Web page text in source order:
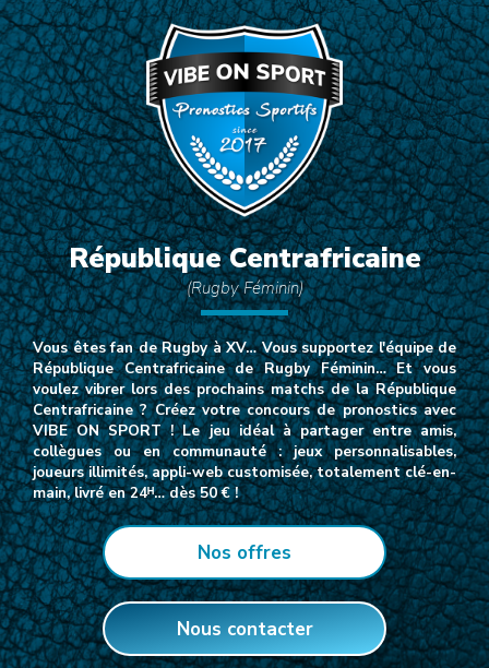
République Centrafricaine
(Rugby Féminin)
Vous êtes fan de Rugby à XV… Vous supportez l'équipe de
République Centrafricaine de Rugby Féminin… Et vous
voulez vibrer lors des prochains matchs de la République
Centrafricaine ? Créez votre concours de pronostics avec
VIBE ON SPORT ! Le jeu idéal à partager entre amis,
collègues ou en communauté : jeux personnalisables,
joueurs illimités, appli-web customisée, totalement clé-en-
main, livré en 24ᴴ… dès 50 € !
Nos offres
Nous contacter